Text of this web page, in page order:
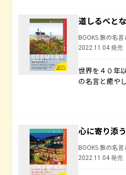
道しるべと
BOOKS 旅の名言
2022.11.04 発売
世界を４０年
の名言と癒や
心に寄り添
BOOKS 旅の名言
2022.11.04 発売